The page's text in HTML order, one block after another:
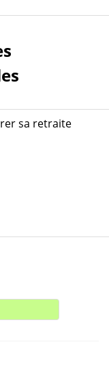
sa retraite